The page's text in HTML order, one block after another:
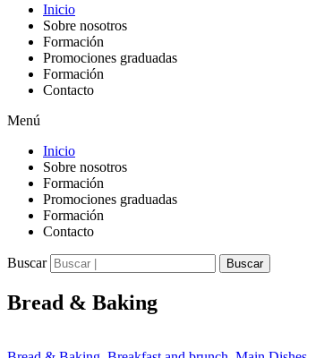
Inicio
Sobre nosotros
Formación
Promociones graduadas
Formación
Contacto
Menú
Inicio
Sobre nosotros
Formación
Promociones graduadas
Formación
Contacto
Buscar Buscar
Bread & Baking